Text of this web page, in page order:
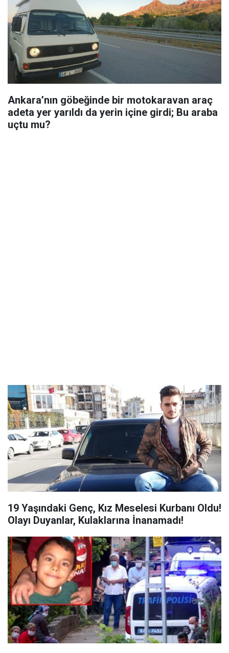
Ankara’nın göbeğinde bir motokaravan araç
adeta yer yarıldı da yerin içine girdi; Bu araba
uçtu mu?
19 Yaşındaki Genç, Kız Meselesi Kurbanı Oldu!
Olayı Duyanlar, Kulaklarına İnanamadı!